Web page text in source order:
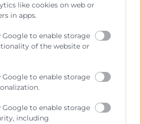
like cookies on web or
in apps.
to enable storage
of the website or
to enable storage
to enable storage
including
de la Comunitat
en Tánger con
y visitas
organizada por las Cámaras de
jornada en Tánger, donde